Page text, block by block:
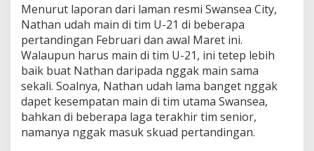
Menurut laporan dari laman resmi Swansea City,
Nathan udah main di tim U-21 di beberapa
pertandingan Februari dan awal Maret ini.
Walaupun harus main di tim U-21, ini tetep lebih
baik buat Nathan daripada nggak main sama
sekali. Soalnya, Nathan udah lama banget nggak
dapet kesempatan main di tim utama Swansea,
bahkan di beberapa laga terakhir tim senior,
namanya nggak masuk skuad pertandingan.